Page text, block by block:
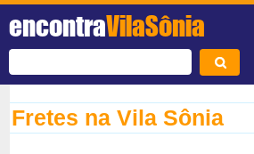
encontraVilaSônia
Fretes na Vila Sônia